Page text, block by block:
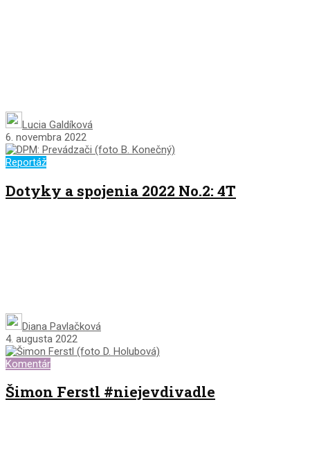
Lucia Galdíková
6. novembra 2022
Reportáž
Dotyky a spojenia 2022 No.2: 4T
Diana Pavlačková
4. augusta 2022
Komentár
Šimon Ferstl #niejevdivadle